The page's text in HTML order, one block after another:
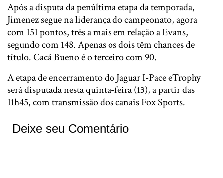
Após a disputa da penúltima etapa da temporada,
Jimenez segue na liderança do campeonato, agora
com 151 pontos, três a mais em relação a Evans,
segundo com 148. Apenas os dois têm chances de
título. Cacá Bueno é o terceiro com 90.
A etapa de encerramento do Jaguar I-Pace eTrophy
será disputada nesta quinta-feira (13), a partir das
11h45, com transmissão dos canais Fox Sports.
Deixe seu Comentário